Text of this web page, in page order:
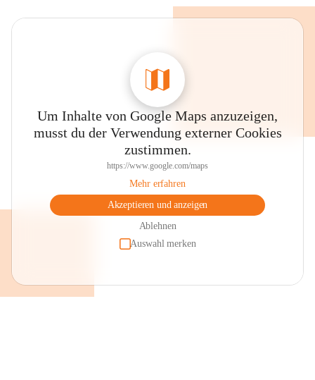
Um Inhalte von Google Maps anzuzeigen,
musst du der Verwendung externer Cookies
zustimmen.
https://www.google.com/maps
Mehr erfahren
Akzeptieren und anzeigen
Ablehnen
Auswahl merken